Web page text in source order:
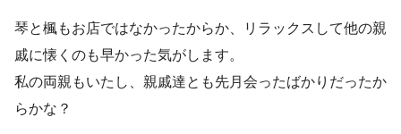
琴と楓もお店ではなかったからか、リラックスして他の親
戚に懐くのも早かった気がします。
私の両親もいたし、親戚達とも先月会ったばかりだったか
らかな？